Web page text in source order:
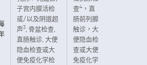
子宫内膜活检
或/以及阴道超
声3, 骨盆检查,
直肠触诊, 大便
隐血检查或大
便免疫化学检
查4 ，直
肠前列腺
触诊，大
便隐血检
查或大便
免疫化学